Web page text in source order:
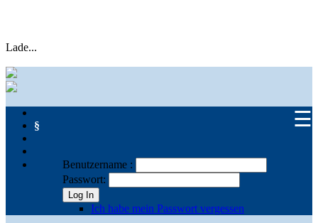
Lade...
☰
§
Benutzername :
Passwort:
Log In
Ich habe mein Passwort vergessen